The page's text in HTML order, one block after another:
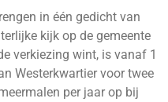
in één gedicht van
kijk op de gemeente
verkiezing wint, is vanaf 1
Westerkwartier voor twee
per jaar op bij